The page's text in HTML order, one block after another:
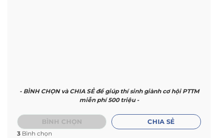
- BÌNH CHỌN và CHIA SẺ để giúp thí sinh giành cơ hội PTTM
miễn phí 500 triệu -
BÌNH CHỌN
3 Bình chọn
CHIA SẺ